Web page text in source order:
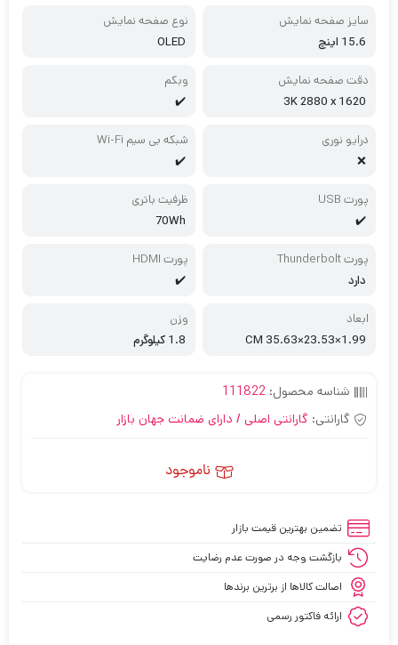
سایز صفحه نمایش
15.6 اینچ
نوع صفحه نمایش
OLED
دقت صفحه نمایش
3K 2880 x 1620
وبکم
✔️
درایو نوری
❌
شبکه بی سیم Wi-Fi
✔️
پورت USB
✔️
ظرفیت باتری
70Wh
پورت Thunderbolt
دارد
پورت HDMI
✔️
ابعاد
CM 35.63×23.53×1.99
وزن
1.8 کیلوگرم
شناسه محصول: 111822
گارانتی: گارانتی اصلی / دارای ضمانت جهان بازار
ناموجود
تضمین بهترین قیمت بازار
بازگشت وجه در صورت عدم رضایت
اصالت کالاها از برترین برندها
ارائه فاکتور رسمی